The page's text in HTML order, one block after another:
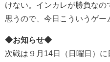
けない。インカレが勝負なの
思うので、今日こういうゲー
◆お知らせ◆
次戦は９月14日（日曜日）